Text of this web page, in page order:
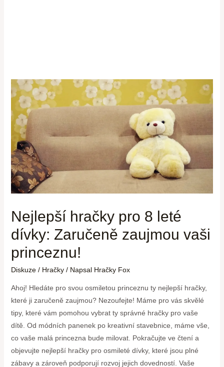
Nejlepší hračky pro 8 leté
dívky: Zaručeně zaujmou vaši
princeznu!
Diskuze / Hračky/ Napsal Hračky Fox
Ahoj! Hledáte pro svou osmiletou princeznu ty nejlepší hračky,
které ji zaručeně zaujmou? Nezoufejte! Máme pro vás skvělé
tipy, které vám pomohou vybrat ty správné hračky pro vaše
dítě. Od módních panenek po kreativní stavebnice, máme vše,
co vaše malá princezna bude milovat. Pokračujte ve čtení a
objevujte nejlepší hračky pro osmileté dívky, které jsou plné
zábavy a zároveň podporují rozvoj jejich dovedností. Vaše